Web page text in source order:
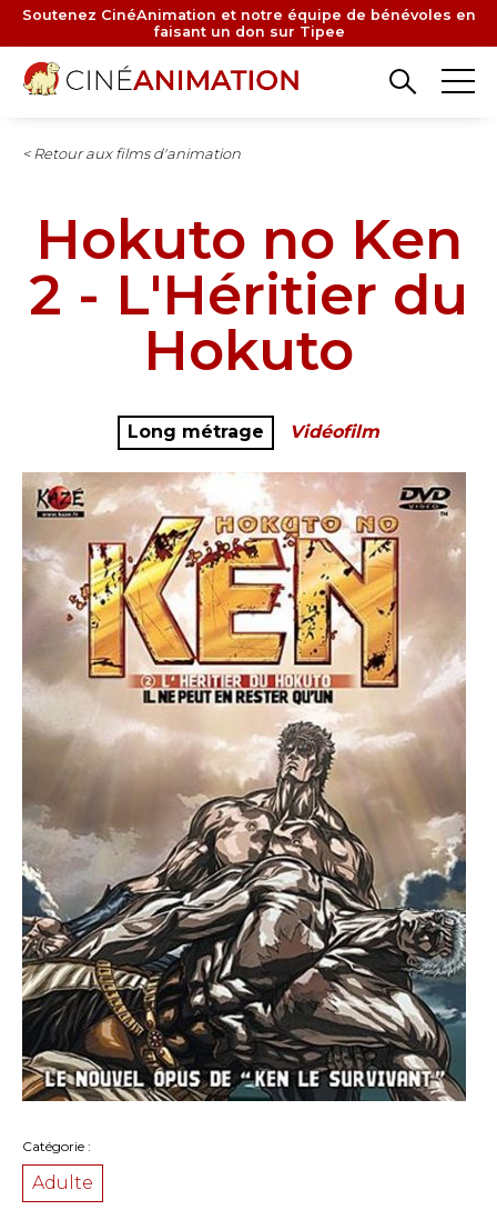
Aller
contenu
principal
Soutenez CinéAnimation et notre équipe de bénévoles en
faisant un don sur Tipee
< Retour aux films d'animation
Hokuto no Ken
2 - L'Héritier du
Hokuto
Long métrage Vidéofilm
Catégorie
Adulte